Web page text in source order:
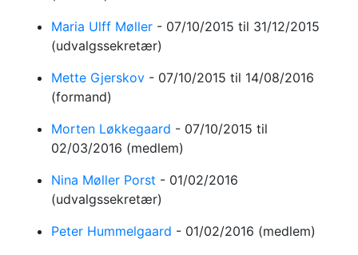
Maria Ulff Møller - 07/10/2015 til 31/12/2015
(udvalgssekretær)
Mette Gjerskov - 07/10/2015 til 14/08/2016
(formand)
Morten Løkkegaard - 07/10/2015 til
02/03/2016 (medlem)
Nina Møller Porst - 01/02/2016
(udvalgssekretær)
Peter Hummelgaard - 01/02/2016 (medlem)